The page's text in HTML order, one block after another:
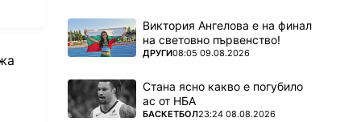
Виктория Ангелова е на финал
на световно първенство!
ПОВЕЧЕ ОТ
ДРУГИ08:05 09.08.2026
Стана ясно какво е погубило
ас от НБА
ПОВЕЧЕ ОТ
БАСКЕТБОЛ23:24 08.08.2026